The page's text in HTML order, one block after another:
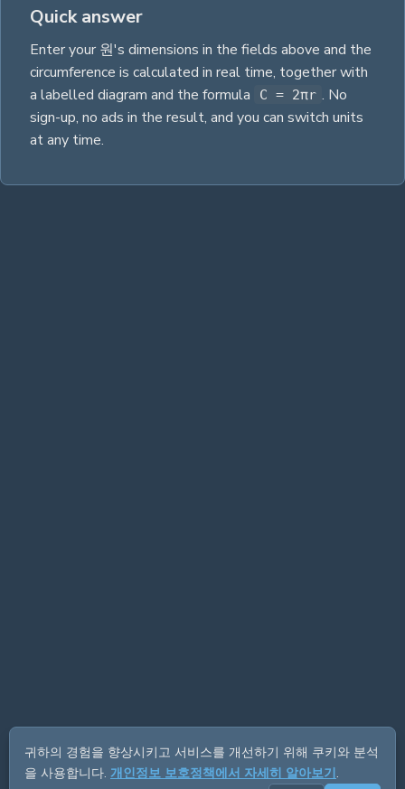
Quick answer
Enter your 원's dimensions in the fields above and the
circumference is calculated in real time, together with
a labelled diagram and the formula C = 2πr . No
sign-up, no ads in the result, and you can switch units
at any time.
귀하의 경험을 향상시키고 서비스를 개선하기 위해 쿠키와 분석
을 사용합니다. 개인정보 보호정책에서 자세히 알아보기.